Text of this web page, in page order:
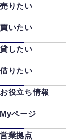
売りたい
買いたい
貸したい
借りたい
お役立ち情報
Myページ
営業拠点